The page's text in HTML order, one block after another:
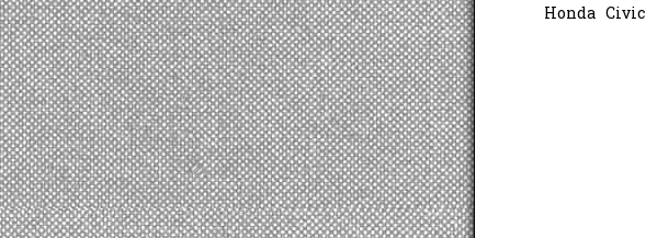
Honda Civic